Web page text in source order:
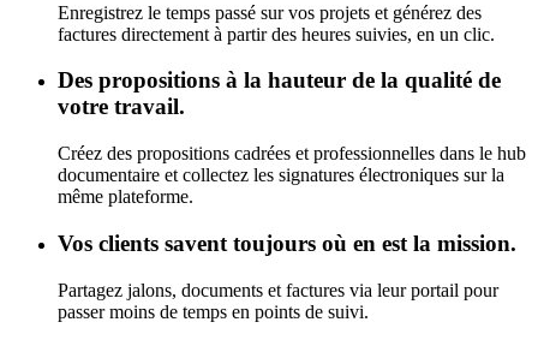
Enregistrez le temps passé sur vos projets et générez des
factures directement à partir des heures suivies, en un clic.
Des propositions à la hauteur de la qualité de
votre travail.
Créez des propositions cadrées et professionnelles dans le hub
documentaire et collectez les signatures électroniques sur la
même plateforme.
Vos clients savent toujours où en est la mission.
Partagez jalons, documents et factures via leur portail pour
passer moins de temps en points de suivi.